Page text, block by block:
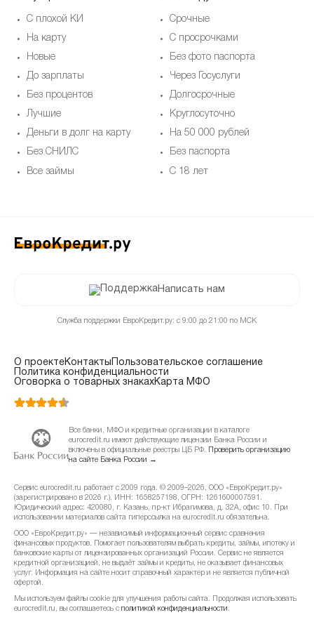
С плохой КИ
На карту
Новые
До зарплаты
Без процентов
Лучшие
Деньги в долг на карту
Без СНИЛС
Все займы
Срочные
С просрочками
Без фото паспорта
Через Госуслуги
Долгосрочные
Круглосуточно
На 50 000 рублей
Без паспорта
С 18 лет
Написать нам
Служба поддержки ЕвроКредит.ру: с 9:00 до 21:00 по МСК
О проектеКонтакты Пользовательское соглашение
Политика конфиденциальности
Оговорка о товарных знакахКарта МФО
Все банки, МФО и кредитные организации в каталоге
eurocredit.ru имеют действующие лицензии Банка России и
включены в официальные реестры ЦБ РФ.
Проверить организацию
на сайте Банка России →
Сервис eurocredit.ru работает с 2009 года. © 2009–2026, ООО «ЕвроКредит.ру»
(зарегистрировано в 2026 г.). ИНН: 1658257198, ОГРН: 1261600007591.
Юридический адрес: 420080, г. Казань, пр-кт Ибрагимова, д. 32А, офис 10. При
использовании материалов сайта гиперссылка на eurocredit.ru обязательна.
ООО «ЕвроКредит.ру» — независимый информационный сервис сравнения
финансовых продуктов. Помогает пользователям выбрать кредиты, займы, ипотеку и
банковские карты от лицензированных организаций России. Сервис не является
кредитной организацией, не выдаёт займы и кредиты, не оказывает финансовых
услуг. Информация на сайте носит справочный характер и не является публичной
офертой.
Мы используем файлы cookie для улучшения работы сайта. Продолжая использовать
eurocredit.ru, вы соглашаетесь с политикой конфиденциальности